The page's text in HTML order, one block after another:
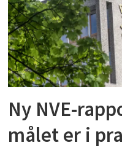
Ny NVE-
målet er i